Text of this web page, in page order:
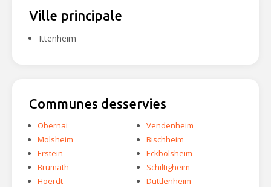
Ville principale
Ittenheim
Communes desservies
Obernai
Molsheim
Erstein
Brumath
Hoerdt
Vendenheim
Bischheim
Eckbolsheim
Schiltigheim
Duttlenheim